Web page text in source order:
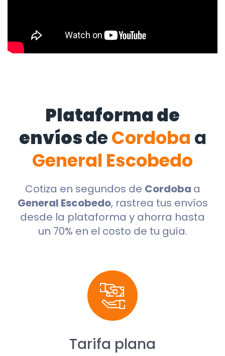
Plataforma de
envíosdeCordoba a
General Escobedo
Cotiza en segundos de Cordoba a
General Escobedo, rastrea tus envíos
desde la plataforma y ahorra hasta
un 70% en el costo de tu guía.
Tarifa plana